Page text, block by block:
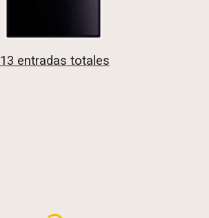
13 entradas totales